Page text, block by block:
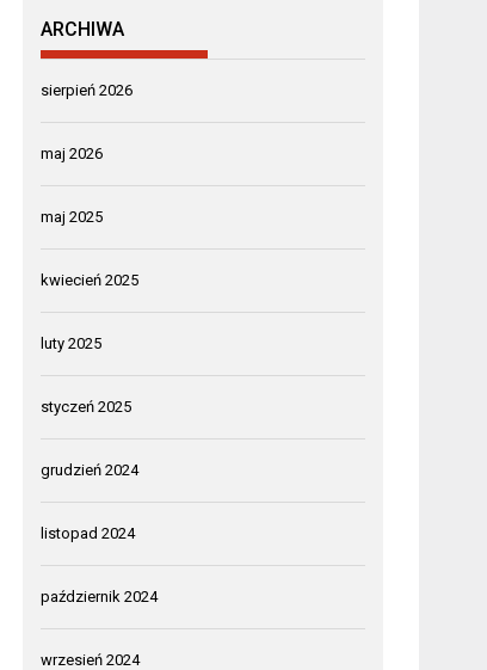
ARCHIWA
sierpień 2026
maj 2026
maj 2025
kwiecień 2025
luty 2025
styczeń 2025
grudzień 2024
listopad 2024
październik 2024
wrzesień 2024